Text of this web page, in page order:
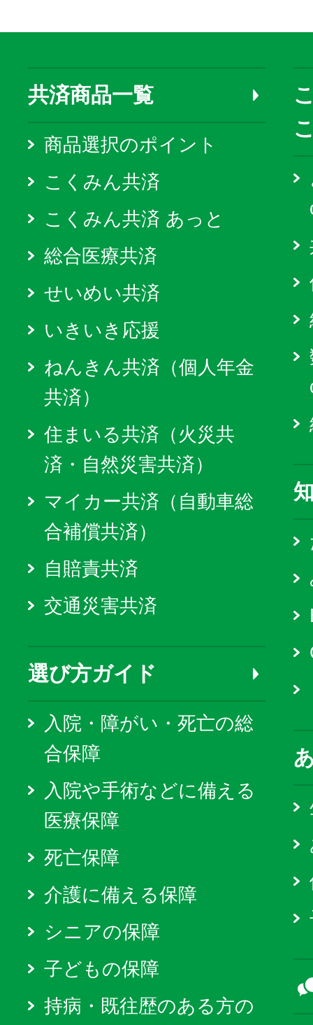
共済商品一覧
商品選択のポイント
こくみん共済
こくみん共済 あっと
総合医療共済
せいめい共済
いきいき応援
ねんきん共済（個人年金
共済）
住まいる共済（火災共
済・自然災害共済）
マイカー共済（自動車総
合補償共済）
自賠責共済
交通災害共済
選び方ガイド
入院・障がい・死亡の総
合保障
入院や手術などに備える
医療保障
死亡保障
介護に備える保障
シニアの保障
子どもの保障
持病・既往歴のある方の